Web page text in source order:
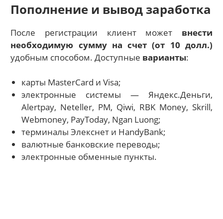
Пополнение и вывод заработка
После регистрации клиент может внести
необходимую сумму на счет (от 10 долл.)
удобным способом. Доступные варианты:
карты MasterCard и Visa;
электронные системы — Яндекс.Деньги,
Alertpay, Neteller, PM, Qiwi, RBK Money, Skrill,
Webmoney, PayToday, Ngan Luong;
терминалы Элекснет и HandyBank;
валютные банковские переводы;
электронные обменные пункты.